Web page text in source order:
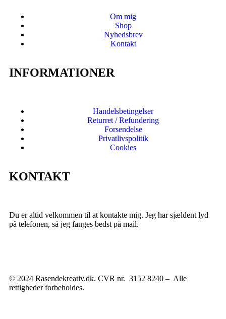
Om mig
Shop
Nyhedsbrev
Kontakt
INFORMATIONER
Handelsbetingelser
Returret / Refundering
Forsendelse
Privatlivspolitik
Cookies
KONTAKT
Du er altid velkommen til at kontakte mig. Jeg har sjældent lyd
på telefonen, så jeg fanges bedst på mail.
© 2024 Rasendekreativ.dk. CVR nr. 3152 8240 – Alle
rettigheder forbeholdes.